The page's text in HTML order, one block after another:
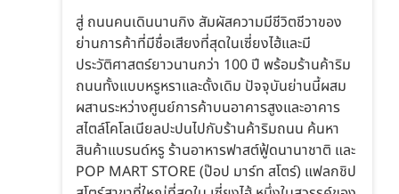
สู่ ถนนคนเดินนานกิง สัมผัสความมีชีวิตชีวาของ
ย่านการค้าที่มีชื่อเสียงที่สุดในเซี่ยงไฮ้และมี
ประวัติศาสตร์ยาวนานกว่า 100 ปี พร้อมร้านค้าริม
ถนนทั้งแบบหรูหราและดั้งเดิม ปัจจุบันย่านนี้ผสม
ผสานระหว่างศูนย์การค้าบนอาคารสูงและอาคาร
สไตล์โคโลเนียลปะปนไปกับร้านค้าริมถนน ค้นหา
สินค้าแบรนด์หรู ร้านอาหารฟาสต์ฟู้ดนานาชาติ และ
POP MART STORE (ป๊อป มาร์ท สโตร์) แฟลกชิป